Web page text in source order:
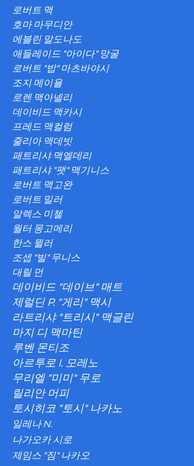
로버트 맥
호마 마무디안
에블린 말도나도
애들레이드 "아이다" 망굴
로버트 "밥" 마츠바야시
조지 메이욜
로렌 맥아넬리
데이비드 맥카시
프레드 맥컬럼
줄리아 맥데빗
패트리샤 맥엘데리
패트리샤 "팻" 맥기니스
로버트 맥고완
로버트 밀러
알렉스 미첼
월터 몽고메리
한스 뮐러
조셉 "빌" 무니스
대릴 먼
데이비드 "데이브" 매트
제럴딘 P. "게리" 맥시
라트리샤 "트리시" 맥글린
마지 디 맥마틴
루벤 몬티조
아르투로 I. 모레노
무리엘 "미미" 무로
릴리안 머피
토시히코 "토시" 나카노
일레나 N.
나가오카 시로
제임스 "짐" 나카오